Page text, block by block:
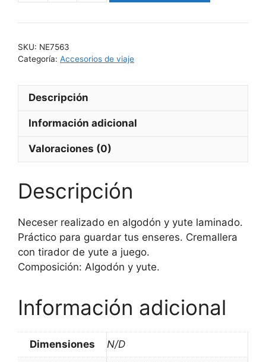
SKU: NE7563
Categoría: Accesorios de viaje
Descripción
Información adicional
Valoraciones (0)
Descripción
Neceser realizado en algodón y yute laminado.
Práctico para guardar tus enseres. Cremallera
con tirador de yute a juego.
Composición: Algodón y yute.
Información adicional
Dimensiones N/D